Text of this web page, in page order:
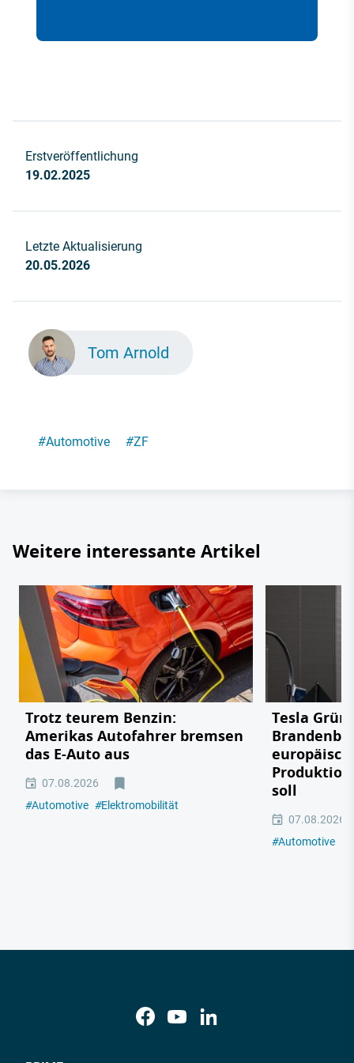
Erstveröffentlichung
19.02.2025
Letzte Aktualisierung
20.05.2026
Tom Arnold
#Automotive #ZF
Weitere interessante Artikel
Trotz teurem Benzin:
Amerikas Autofahrer bremsen
das E-Auto aus
07.08.2026
#Automotive #Elektromobilität
Tesla
soll
07.08.2026
#Automotive